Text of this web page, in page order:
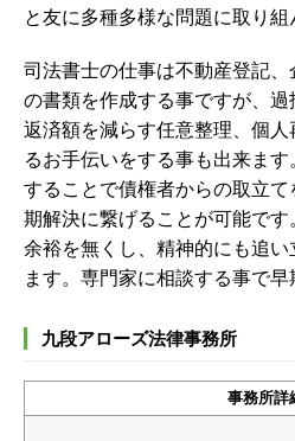
と友に多種多様な問題に取り組
司法書士の仕事は不動産登記
の書類を作成する事ですが、
返済額を減らす任意整理、個
るお手伝いをする事も出来ま
することで債権者からの取立
期解決に繋げることが可能で
余裕を無くし、精神的にも追い
ます。専門家に相談する事で早
九段アローズ法律事務所
事務所詳